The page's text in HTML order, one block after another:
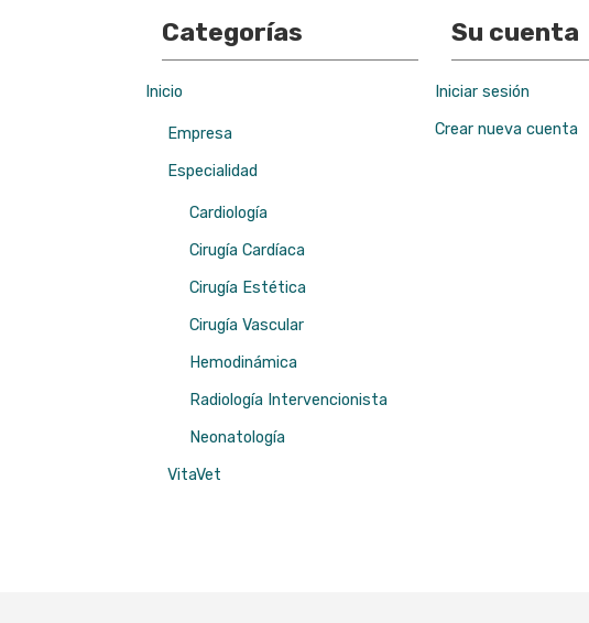
Categorías
Inicio
Empresa
Especialidad
Cardiología
Cirugía Cardíaca
Cirugía Estética
Cirugía Vascular
Hemodinámica
Radiología Intervencionista
Neonatología
VitaVet
Su cuenta
Iniciar sesión
Crear nueva cuenta